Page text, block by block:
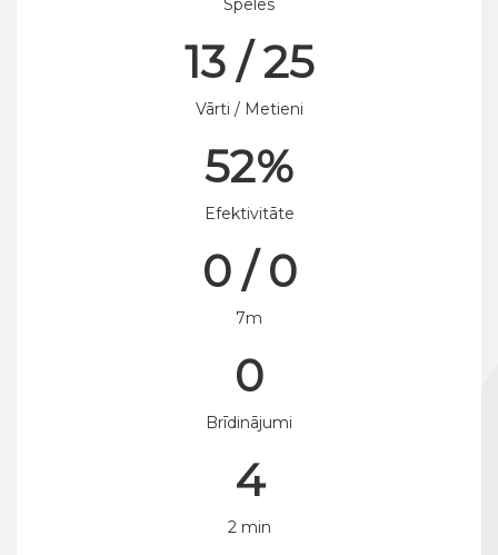
Spēles
13 / 25
Vārti / Metieni
52%
Efektivitāte
0 / 0
7m
0
Brīdinājumi
4
2 min